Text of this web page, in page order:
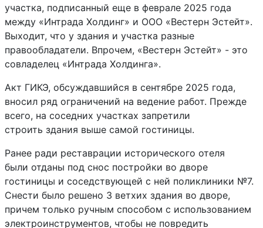
участка, подписанный еще в феврале 2025 года
между «Интрада Холдинг» и ООО «Вестерн Эстейт».
Выходит, что у здания и участка разные
правообладатели. Впрочем, «Вестерн Эстейт» - это
совладелец «Интрада Холдинга».
Акт ГИКЭ, обсуждавшийся в сентябре 2025 года,
вносил ряд ограничений на ведение работ. Прежде
всего, на соседних участках запретили
строить здания выше самой гостиницы.
Ранее ради реставрации исторического отеля
были отданы под снос постройки во дворе
гостиницы и соседствующей с ней поликлиники №7.
Снести было решено 3 ветхих здания во дворе,
причем только ручным способом с использованием
электроинструментов, чтобы не повредить